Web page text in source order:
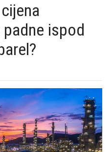
ispod